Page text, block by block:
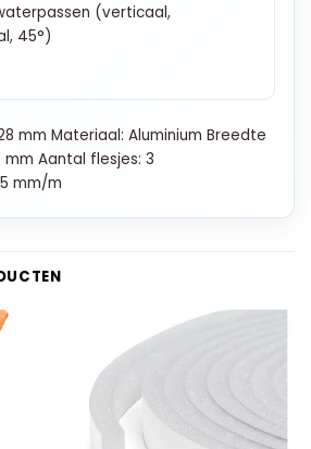
(verticaal,
45°)
mm Materiaal: Aluminium Breedte
mm Aantal flesjes: 3
mm/m